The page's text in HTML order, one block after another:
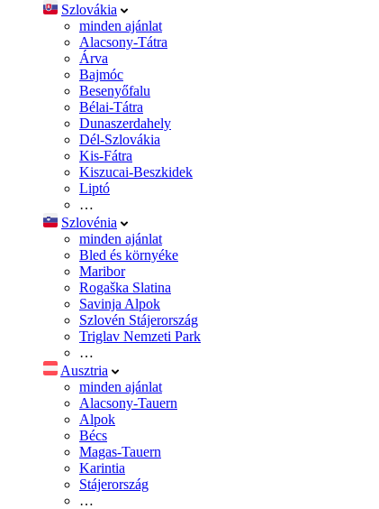
Szlovákia
minden ajánlat
Alacsony-Tátra
Árva
Bajmóc
Besenyőfalu
Bélai-Tátra
Dunaszerdahely
Dél-Szlovákia
Kis-Fátra
Kiszucai-Beszkidek
Liptó
…
Szlovénia
minden ajánlat
Bled és környéke
Maribor
Rogaška Slatina
Savinja Alpok
Szlovén Stájerország
Triglav Nemzeti Park
…
Ausztria
minden ajánlat
Alacsony-Tauern
Alpok
Bécs
Magas-Tauern
Karintia
Stájerország
…